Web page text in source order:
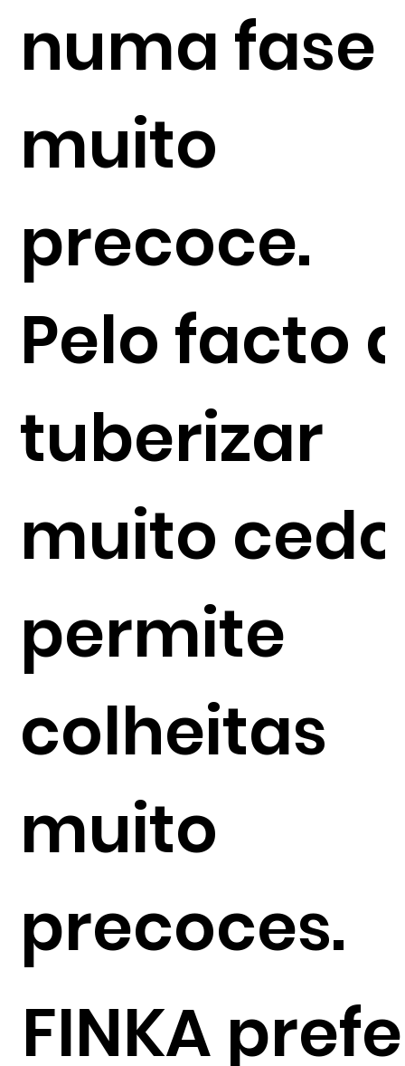
numa fase
muito
precoce.
Pelo facto
tuberizar
muito
permite
colheitas
muito
precoces.
FINKA